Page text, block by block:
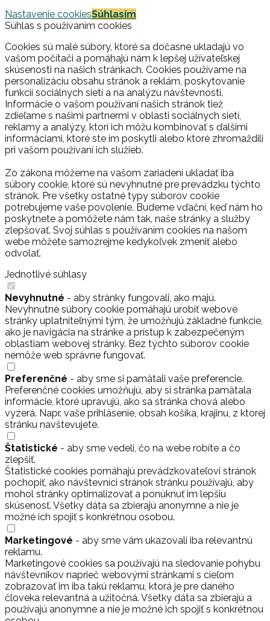
Nastavenie cookiesSúhlasím
Súhlas s používaním cookies
Cookies sú malé súbory, ktoré sa dočasne ukladajú vo
vašom počítači a pomáhajú nám k lepšej užívateľskej
skúsenosti na našich stránkach. Cookies používame na
personalizáciu obsahu stránok a reklám, poskytovanie
funkcií sociálnych sietí a na analýzu návštevnosti.
Informácie o vašom používaní našich stránok tiež
zdieľame s našimi partnermi v oblasti sociálnych sietí,
reklamy a analýzy, ktorí ich môžu kombinovať s ďalšími
informáciami, ktoré ste im poskytli alebo ktoré zhromaždili
pri vašom používaní ich služieb.
Zo zákona môžeme na vašom zariadení ukladať iba
súbory cookie, ktoré sú nevyhnutné pre prevádzku týchto
stránok. Pre všetky ostatné typy súborov cookie
potrebujeme vaše povolenie. Budeme vďační, keď nám ho
poskytnete a pomôžete nám tak, naše stránky a služby
zlepšovať. Svoj súhlas s používaním cookies na našom
webe môžete samozrejme kedykoľvek zmeniť alebo
odvolať.
Jednotlivé súhlasy
Nevyhnutné - aby stránky fungovali, ako majú.
Nevyhnutné súbory cookie pomáhajú urobiť webové
stránky uplatniteľnými tým, že umožňujú základné funkcie,
ako je navigácia na stránke a prístup k zabezpečeným
oblastiam webovej stránky. Bez týchto súborov cookie
nemôže web správne fungovať.
Preferenčné - aby sme si pamätali vaše preferencie.
Preferenčné cookies umožňujú, aby si stránka pamätala
informácie, ktoré upravujú, ako sa stránka chová alebo
vyzerá. Napr. vaše prihlásenie, obsah košíka, krajinu, z ktorej
stránku navštevujete.
Štatistické - aby sme vedeli, čo na webe robíte a čo
zlepšiť.
Štatistické cookies pomáhajú prevádzkovateľovi stránok
pochopiť, ako návštevníci stránok stránku používajú, aby
mohol stránky optimalizovať a ponúknuť im lepšiu
skúsenosť. Všetky dáta sa zbierajú anonymne a nie je
možné ich spojiť s konkrétnou osobou.
Marketingové - aby sme vám ukazovali iba relevantnú
reklamu.
Marketingové cookies sa používajú na sledovanie pohybu
návštevníkov naprieč webovými stránkami s cieľom
zobrazovať im iba takú reklamu, ktorá je pre daného
človeka relevantná a užitočná. Všetky dáta sa zbierajú a
používajú anonymne a nie je možné ich spojiť s konkrétnou